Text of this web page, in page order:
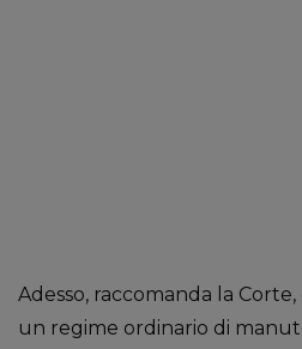
Adesso, raccomanda la
un regime ordinario di